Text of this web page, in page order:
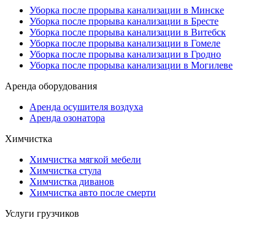
Уборка после прорыва канализации в Минске
Уборка после прорыва канализации в Бресте
Уборка после прорыва канализации в Витебск
Уборка после прорыва канализации в Гомеле
Уборка после прорыва канализации в Гродно
Уборка после прорыва канализации в Могилеве
Аренда оборудования
Аренда осушителя воздуха
Аренда озонатора
Химчистка
Химчистка мягкой мебели
Химчистка стула
Химчистка диванов
Химчистка авто после смерти
Услуги грузчиков